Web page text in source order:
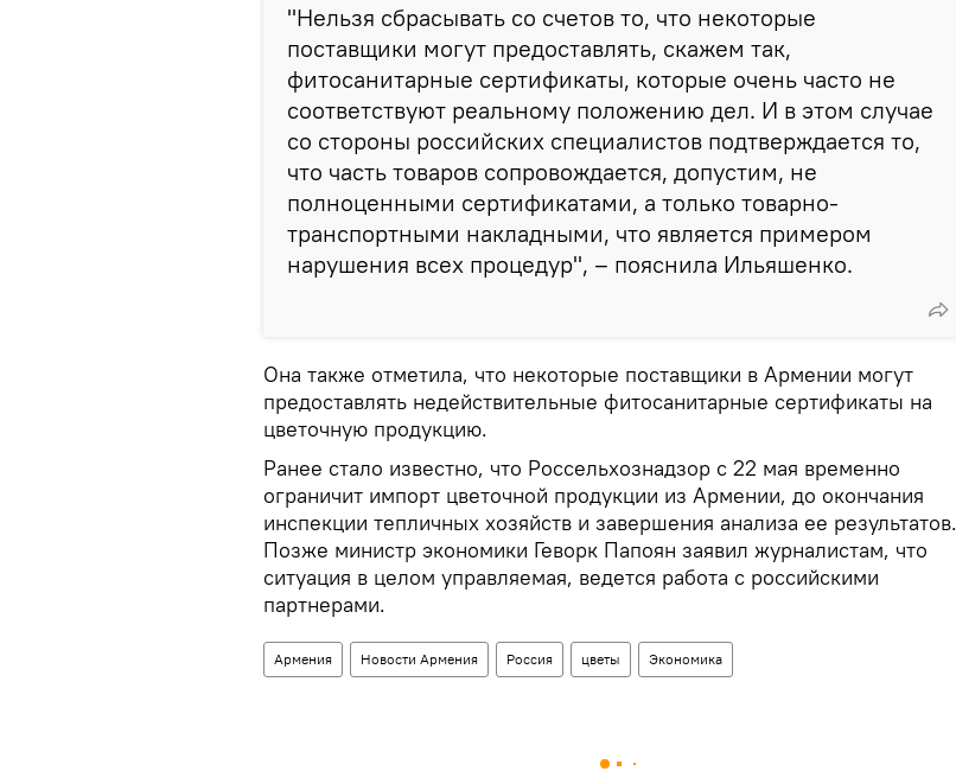
"Нельзя сбрасывать со счетов то, что некоторые
поставщики могут предоставлять, скажем так,
фитосанитарные сертификаты, которые очень часто не
соответствуют реальному положению дел. И в этом случае
со стороны российских специалистов подтверждается то,
что часть товаров сопровождается, допустим, не
полноценными сертификатами, а только товарно-
транспортными накладными, что является примером
нарушения всех процедур", – пояснила Ильяшенко.
Она также отметила, что некоторые поставщики в Армении могут
предоставлять недействительные фитосанитарные сертификаты на
цветочную продукцию.
Ранее стало известно, что Россельхознадзор с 22 мая временно
ограничит импорт цветочной продукции из Армении, до окончания
инспекции тепличных хозяйств и завершения анализа ее результатов.
Позже министр экономики Геворк Папоян заявил журналистам, что
ситуация в целом управляемая, ведется работа с российскими
партнерами.
Армения Новости Армения Россия цветы Экономика